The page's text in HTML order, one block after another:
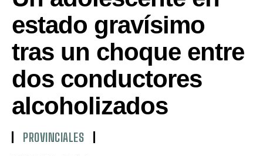
estado gravísimo
tras un choque entre
dos conductores
alcoholizados
PROVINCIALES